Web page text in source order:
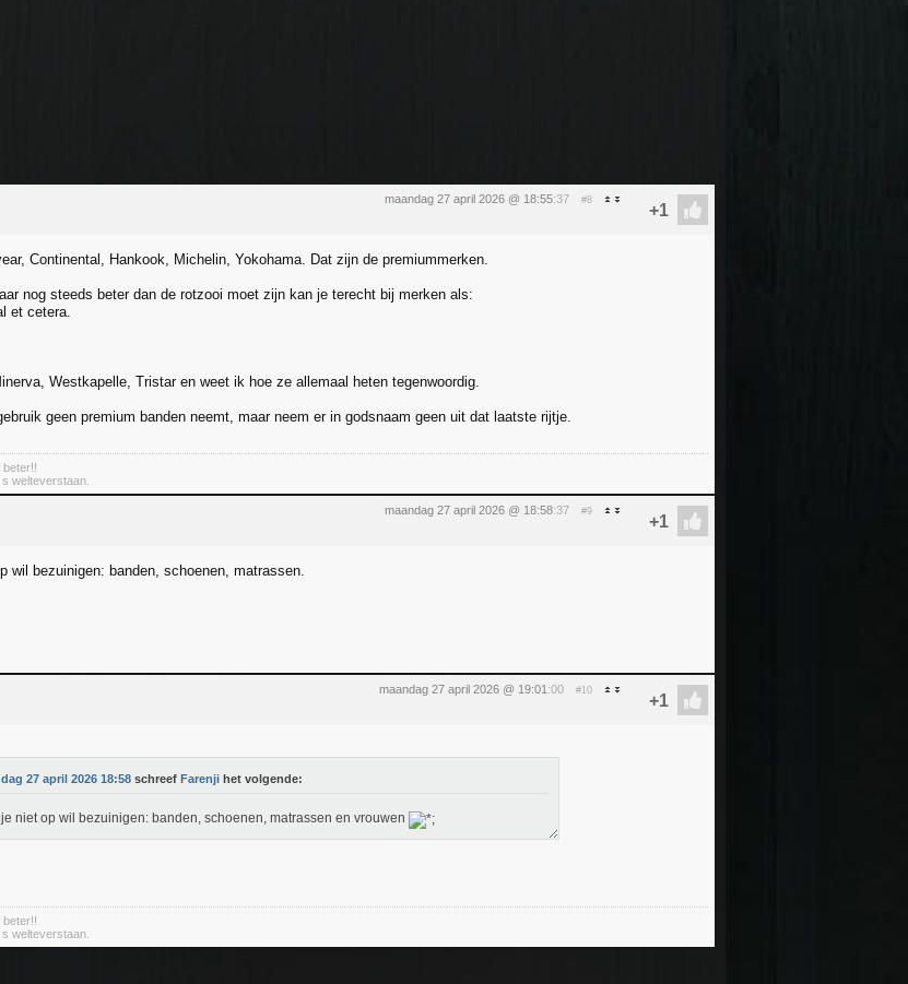
maandag 27 april 2026 @ 18:55:37 #8
Continental, Hankook, Michelin, Yokohama. Dat zijn de premiummerken.
nog steeds beter dan de rotzooi moet zijn kan je terecht bij merken als:
et cetera.
Westkapelle, Tristar en weet ik hoe ze allemaal heten tegenwoordig.
geen premium banden neemt, maar neem er in godsnaam geen uit dat laatste rijtje.
beter!!
welteverstaan.
maandag 27 april 2026 @ 18:58:37 #9
wil bezuinigen: banden, schoenen, matrassen.
maandag 27 april 2026 @ 19:01 :00 #10
27 april 2026 18:58 schreef Farenji het volgende:
niet op wil bezuinigen: banden, schoenen, matrassen en vrouwen
beter!!
welteverstaan.